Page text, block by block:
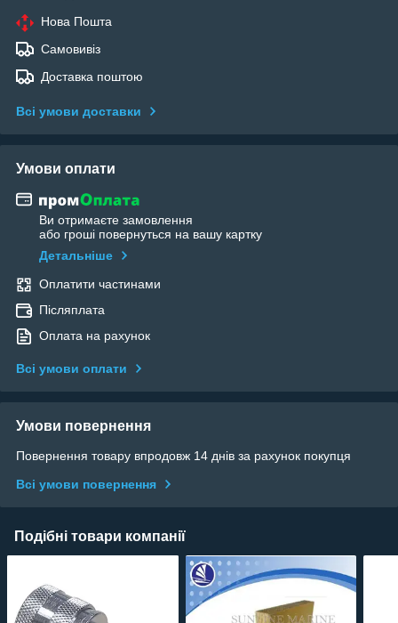
Нова Пошта
Самовивіз
Доставка поштою
Всі умови доставки
Умови оплати
Ви отримаєте замовлення
або гроші повернуться на вашу картку
Детальніше
Оплатити частинами
Післяплата
Оплата на рахунок
Всі умови оплати
Умови повернення
Повернення товару впродовж 14 днів за рахунок покупця
Всі умови повернення
Подібні товари компанії